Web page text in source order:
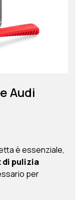
Audi
è essenziale,
di pulizia
per